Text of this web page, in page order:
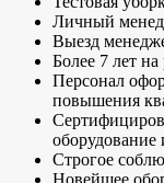
Личный
Выезд
Более 7 лет
Персонал
повышения
оборудование
Строгое
Новейшее